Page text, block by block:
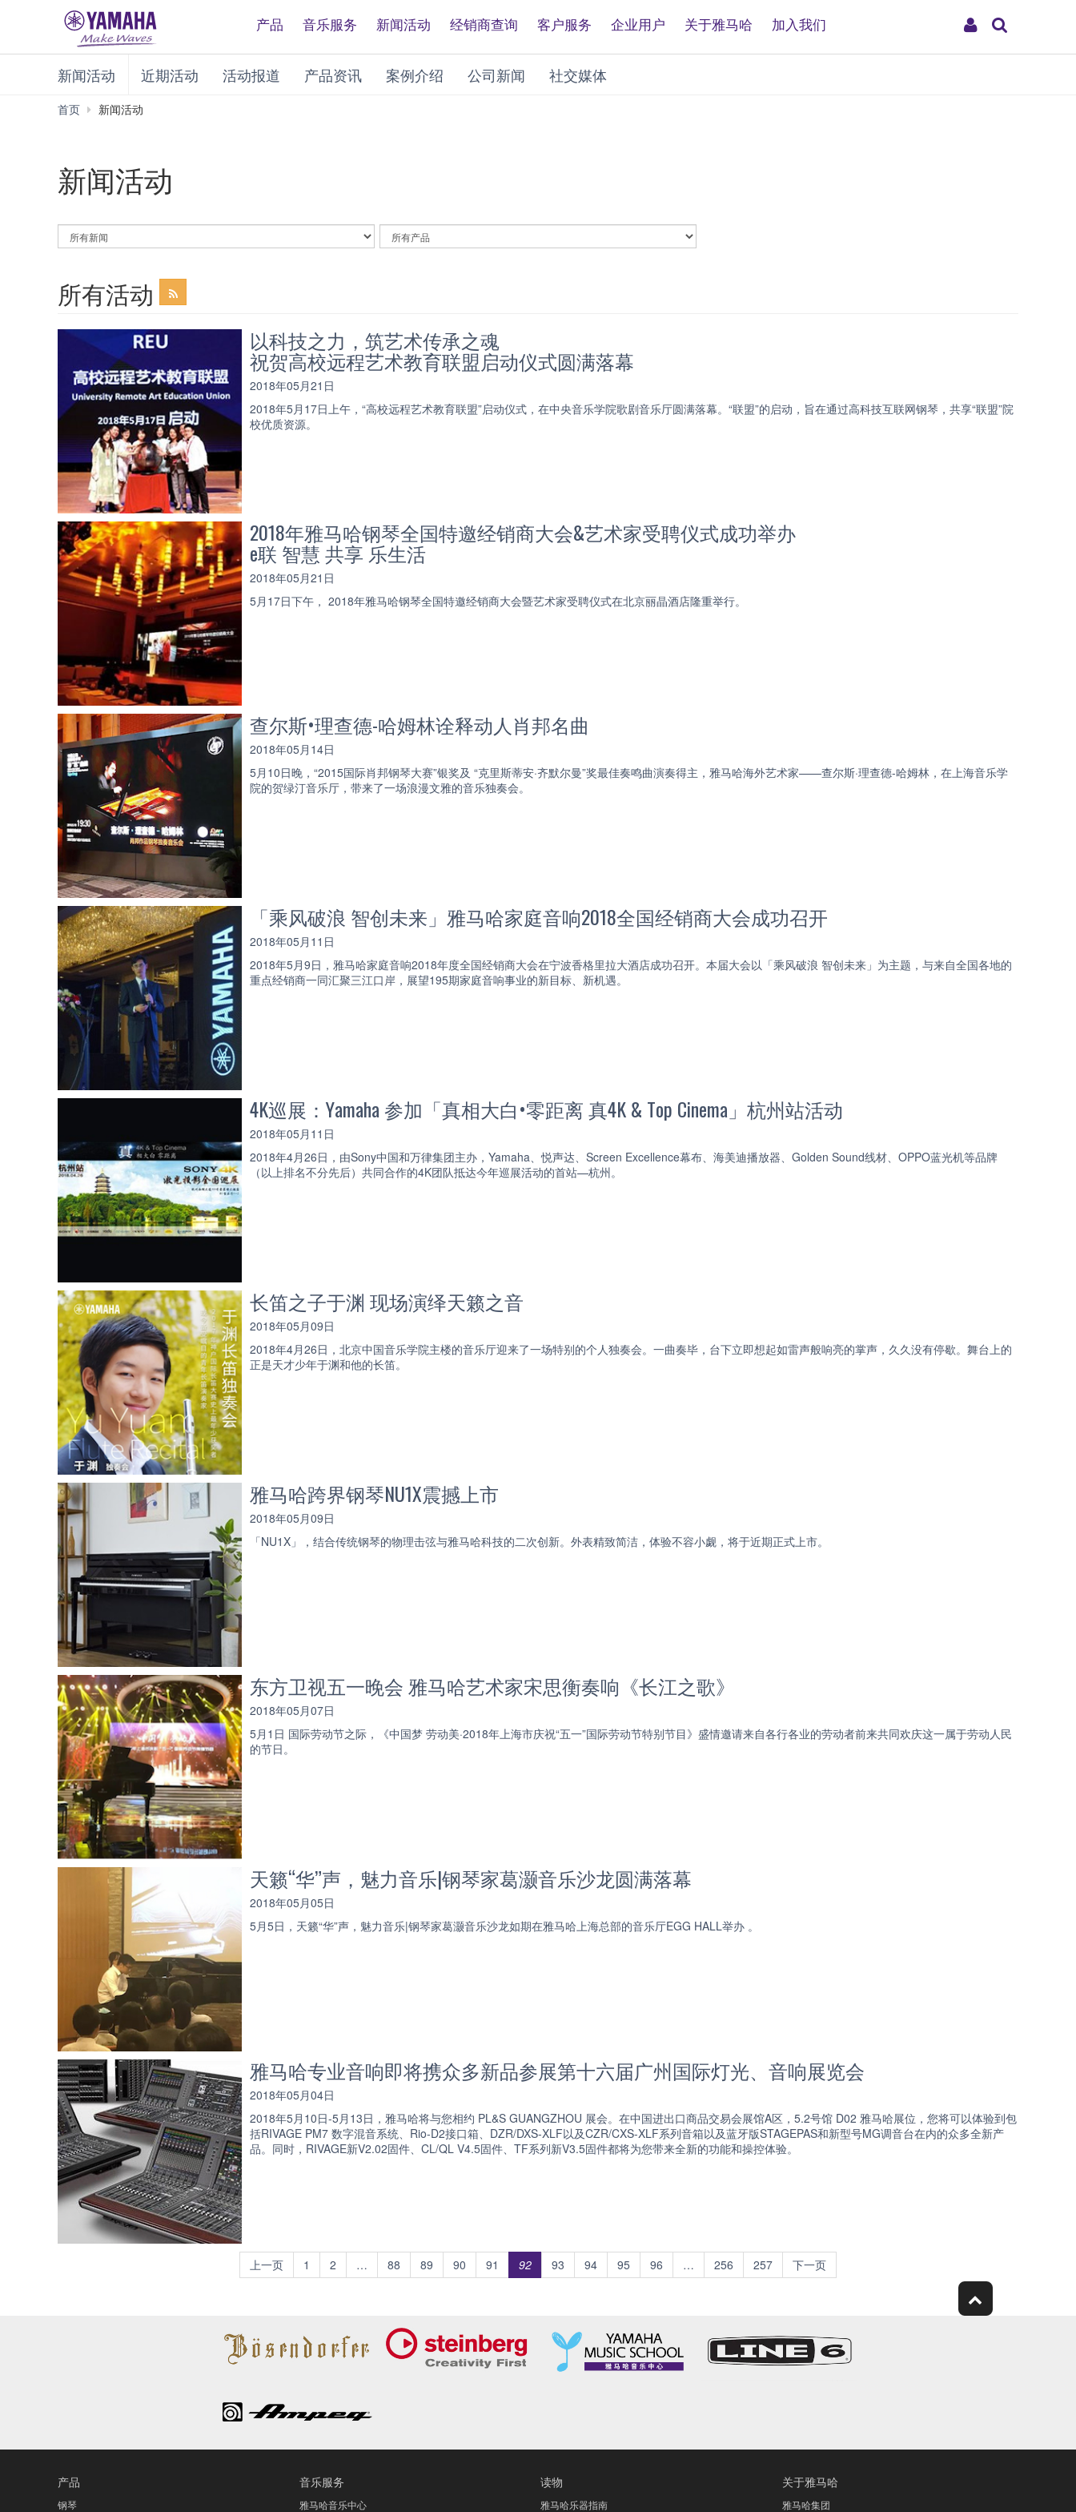
My
产品 音乐服务 新闻活动 经销商查询 客户服务 企业用户 关于雅马哈 加入我们
新闻活动 近期活动 活动报道 产品资讯 案例介绍 公司新闻 社交媒体
首页 新闻活动
新闻活动
By
News
By
Article
所有活动
以科技之力，筑艺术传承之魂
祝贺高校远程艺术教育联盟启动仪式圆满落幕
2018年05月21日
2018年5月17日上午，“高校远程艺术教育联盟”启动仪式，在中央音乐学院歌剧音乐厅圆满落幕。“联盟”的启动，旨在通过高科技互联网钢琴，共享“联盟”院
校优质资源。
2018年雅马哈钢琴全国特邀经销商大会&艺术家受聘仪式成功举办
e联 智慧 共享 乐生活
2018年05月21日
5月17日下午， 2018年雅马哈钢琴全国特邀经销商大会暨艺术家受聘仪式在北京丽晶酒店隆重举行。
查尔斯•理查德-哈姆林诠释动人肖邦名曲
2018年05月14日
5月10日晚，“2015国际肖邦钢琴大赛”银奖及 “克里斯蒂安·齐默尔曼”奖最佳奏鸣曲演奏得主，雅马哈海外艺术家——查尔斯·理查德-哈姆林，在上海音乐学
院的贺绿汀音乐厅，带来了一场浪漫文雅的音乐独奏会。
「乘风破浪 智创未来」雅马哈家庭音响2018全国经销商大会成功召开
2018年05月11日
2018年5月9日，雅马哈家庭音响2018年度全国经销商大会在宁波香格里拉大酒店成功召开。本届大会以「乘风破浪 智创未来」为主题，与来自全国各地的
重点经销商一同汇聚三江口岸，展望195期家庭音响事业的新目标、新机遇。
4K巡展：Yamaha 参加「真相大白•零距离 真4K & Top Cinema」杭州站活动
2018年05月11日
2018年4月26日，由Sony中国和万律集团主办，Yamaha、悦声达、Screen Excellence幕布、海美迪播放器、Golden Sound线材、OPPO蓝光机等品牌
（以上排名不分先后）共同合作的4K团队抵达今年巡展活动的首站—杭州。
长笛之子于渊 现场演绎天籁之音
2018年05月09日
2018年4月26日，北京中国音乐学院主楼的音乐厅迎来了一场特别的个人独奏会。一曲奏毕，台下立即想起如雷声般响亮的掌声，久久没有停歇。舞台上的
正是天才少年于渊和他的长笛。
雅马哈跨界钢琴NU1X震撼上市
2018年05月09日
「NU1X」，结合传统钢琴的物理击弦与雅马哈科技的二次创新。外表精致简洁，体验不容小觑，将于近期正式上市。
东方卫视五一晚会 雅马哈艺术家宋思衡奏响《长江之歌》
2018年05月07日
5月1日 国际劳动节之际，《中国梦 劳动美·2018年上海市庆祝“五一”国际劳动节特别节目》盛情邀请来自各行各业的劳动者前来共同欢庆这一属于劳动人民
的节日。
天籁“华”声，魅力音乐|钢琴家葛灏音乐沙龙圆满落幕
2018年05月05日
5月5日，天籁“华”声，魅力音乐|钢琴家葛灏音乐沙龙如期在雅马哈上海总部的音乐厅EGG HALL举办 。
雅马哈专业音响即将携众多新品参展第十六届广州国际灯光、音响展览会
2018年05月04日
2018年5月10日-5月13日，雅马哈将与您相约 PL&S GUANGZHOU 展会。在中国进出口商品交易会展馆A区，5.2号馆 D02 雅马哈展位，您将可以体验到包
括RIVAGE PM7 数字混音系统、Rio-D2接口箱、DZR/DXS-XLF以及CZR/CXS-XLF系列音箱以及蓝牙版STAGEPAS和新型号MG调音台在内的众多全新产
品。同时，RIVAGE新V2.02固件、CL/QL V4.5固件、TF系列新V3.5固件都将为您带来全新的功能和操控体验。
上一页 1 2 … 88 89 90 91 92 93 94 95 96 … 256 257 下一页
产品
钢琴
音乐服务
雅马哈音乐中心
读物
雅马哈乐器指南
关于雅马哈
雅马哈集团